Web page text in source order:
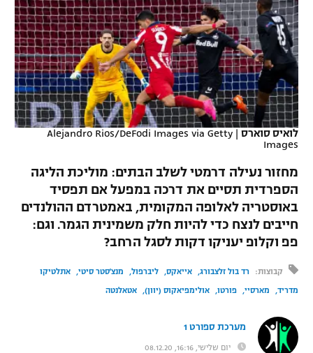
VOD
רץ ברשת
תוצאות
לוח שידורים
ברחבה
"מעל הליגה" – פודקאסט
"מחצית בשכונה" – פודקאסט
נבחרת ישראל
מכבי חיפה
בית"ר ירושלים
מכבי תל אביב
הפועל תל אביב
הפועל חיפה
הפועל באר שבע
מכבי נתניה
בני יהודה
ליגה ספרדית
ליגה איטלקית
ליגה צרפתית
ליגה הולנדית
ליגה טורקית
ליגה ברזילאית
ליגות נוספות
כדורסל נשים
מכבי תל אביב
הפועל חולון
הפועל ירושלים
דני אבדיה
יורוליג
יורוקאפ
טניס
כדוריד
כדורעף
שחייה
ג'ודו
אגרוף
ספורט אולימפי
UFC
אופניים
לואיס סוארס |
Alejandro Rios/DeFodi Images via Getty
Images
מחזור נעילה דרמטי לשלב הבתים: מוליכת הליגה
הספרדית תסיים את דרכה במפעל אם תפסיד
באוסטריה לאלופה המקומית, באמטרדם ההולנדים
חייבים לנצח כדי להיות חלק משמינית הגמר. וגם:
פפ וקלופ יעניקו דקות לסגל הרחב?
קבוצות: רד בול זלצבורג אייאקס ליברפול מנצ'סטר סיטי אתלטיקו
מדריד מארסיי פורטו אולימפיאקוס (יוון) אטאלנטה
מערכת ספורט 1
יום שלישי, 16:16, 08.12.20